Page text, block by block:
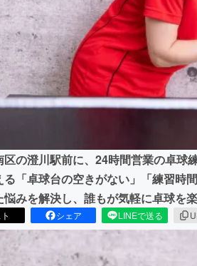
まちづくり・地域活性化
区の澄川駅前に、24時間営業の卓球
「卓球台の空きがない」「練習時
悩みを解決し、誰もが気軽に卓球を
シェア LINEで送る